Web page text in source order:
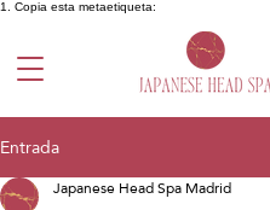
1. Copia esta metaetiqueta:
Entrada
Japanese Head Spa Madrid